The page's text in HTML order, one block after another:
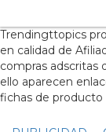
Trendingttopics
en calidad de
compras adscritas
ello aparecen
fichas de producto